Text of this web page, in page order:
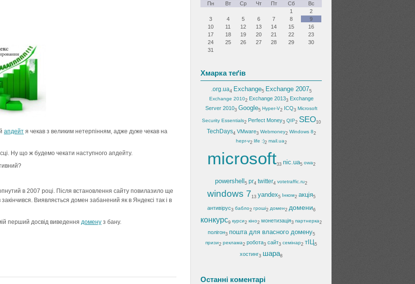
апдейт я чекав з великим нетерпінням, адже дуже чекав на
Ну що ж будемо чекати наступного апдейту.
в 2007 році. Після встановлення сайту повилазило ще
Виявляється домен забанений як в Яндексі так і в
перший досвід виведення домену з бану.
Пн Вт Ср Чт Пт Сб
Вс
1
2
3
4 5 6 7 8
9
10
11 12 13 14 15
16
17
18 19 20 21 22
23
24
25 26 27 28 29
30
31
Хмарка теґів
.org.ua4 Exchange5 Exchange 20075
Exchange 20102 Exchange 20133 Exchange
Server 20103 Google5 Hyper-V2 ICQ3 Microsoft
Security Essentials2 Perfect Money3 QIP2 SEO10
TechDays4 VMware3 Webmoney2 Windows 82
hepr-v2 life :)2 mail.ua2
microsoft33 nic.ua5 owa2
powershell 5 pr4 twitter4 votetraffic.ru2
windows 7 13 yandex5 Інком2 акція5
антивірус3 бабло2 гроші2 домен2 домени6
конкурс9 курси2 кіно2 монетизація3 партнерка2
полігон3 пошта для власного домену5
призи2 реклама2 робота3 сайт3 семінар2 тІЦ5
хостинг3 шара8
Останні коментарі